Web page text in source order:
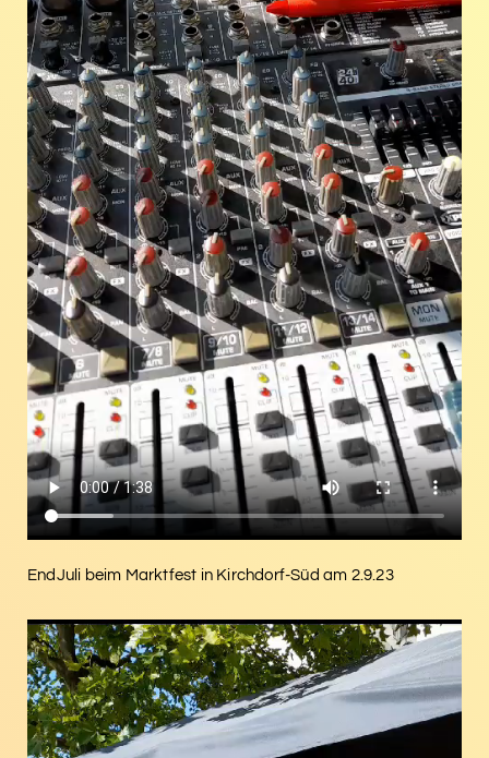
EndJuli beim Marktfest in Kirchdorf-Süd am 2.9.23